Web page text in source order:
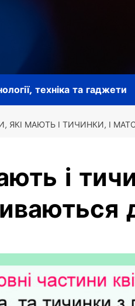
техніка та гаджети
ЯКІ МАЮТЬ І ТИЧИНКИ, І
і